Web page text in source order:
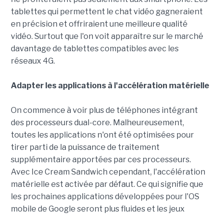
tablettes qui permettent le chat vidéo gagneraient
en précision et offriraient une meilleure qualité
vidéo. Surtout que l'on voit apparaître sur le marché
davantage de tablettes compatibles avec les
réseaux 4G.
Adapter les applications à l'accélération matérielle
On commence à voir plus de téléphones intégrant
des processeurs dual-core. Malheureusement,
toutes les applications n'ont été optimisées pour
tirer parti de la puissance de traitement
supplémentaire apportées par ces processeurs.
Avec Ice Cream Sandwich cependant, l'accélération
matérielle est activée par défaut. Ce qui signifie que
les prochaines applications développées pour l'OS
mobile de Google seront plus fluides et les jeux